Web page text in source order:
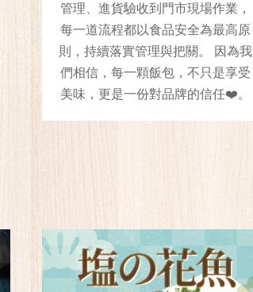
管理、進貨驗收到門市現場作業，
每一道流程都以食品安全為最高原
則，持續落實管理與把關。 因為我
們相信，每一顆飯包，不只是享受
美味，更是一份對品牌的信任❤️。